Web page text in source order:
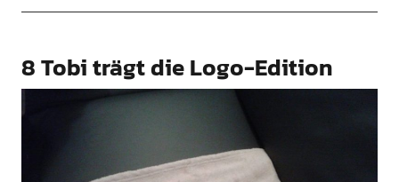
8 Tobi trägt die Logo-Edition